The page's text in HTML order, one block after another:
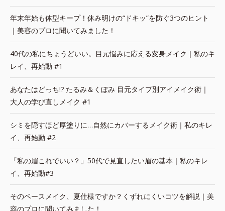
年末年始も体型キープ！休み明けの“ドキッ”を防ぐ3つのヒント
｜美容のプロに聞いてみました！
40代の私にちょうどいい。目元悩みに応える変身メイク｜私のキ
レイ、再始動 #1
あなたはどっち!? たるみ＆くぼみ 目元タイプ別アイメイク術｜
大人の学び直しメイク #1
シミを隠すほど厚塗りに…自然にカバーするメイク術｜私のキレ
イ、再始動 #2
「私の眉これでいい？」50代で見直したい眉の基本｜私のキレ
イ、再始動#3
そのベースメイク、夏仕様ですか？くずれにくいコツを解説｜美
容のプロに聞いてみました！